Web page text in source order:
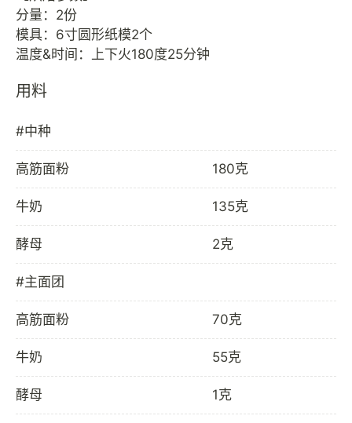
分量：2份
模具：6寸圆形纸模2个
用料
#中种
高筋面粉 180克
牛奶 135克
酵母 2克
#主面团
高筋面粉 70克
牛奶 55克
酵母 1克